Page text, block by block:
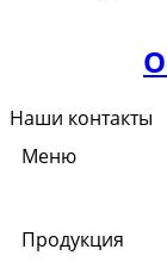
Наши контакты
Меню
Продукция